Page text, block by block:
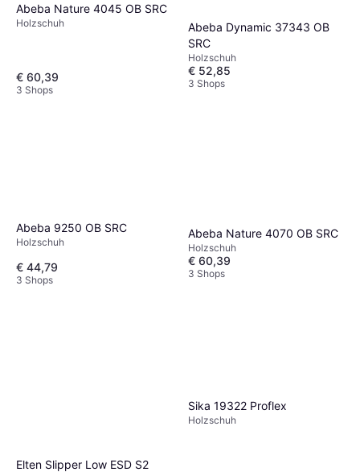
Abeba Nature 4045 OB SRC
Holzschuh
€ 60,39
3 Shops
Abeba Dynamic 37343 OB
SRC
Holzschuh
€ 52,85
3 Shops
Abeba 9250 OB SRC
Holzschuh
€ 44,79
3 Shops
Abeba Nature 4070 OB SRC
Holzschuh
€ 60,39
3 Shops
Elten Slipper Low ESD S2
Sika 19322 Proflex
Holzschuh